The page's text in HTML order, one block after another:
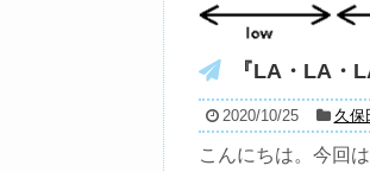
『LA・LA・
2020/10/25 久保
こんにちは。今回